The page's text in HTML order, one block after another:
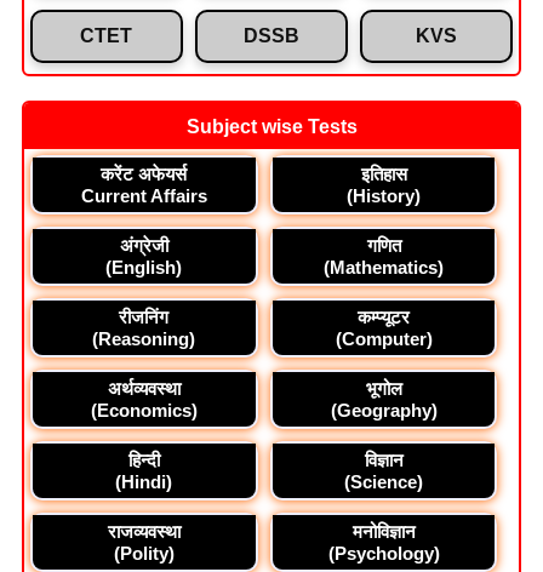
CTET DSSB KVS
Subject wise Tests
करेंट अफेयर्स
Current Affairs
इतिहास
(History)
अंग्रेजी
(English)
गणित
(Mathematics)
रीजनिंग
(Reasoning)
कम्प्यूटर
(Computer)
अर्थव्यवस्था
(Economics)
भूगोल
(Geography)
हिन्दी
(Hindi)
विज्ञान
(Science)
राजव्यवस्था
(Polity)
मनोविज्ञान
(Psychology)